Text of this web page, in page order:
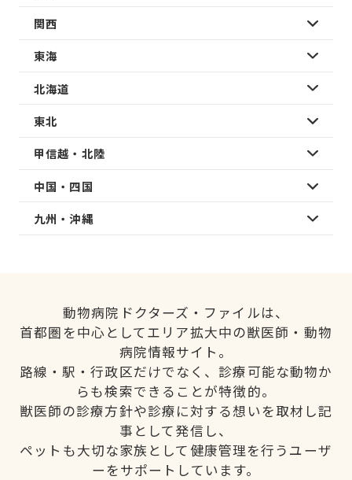
関西
東海
北海道
東北
甲信越・北陸
中国・四国
九州・沖縄
動物病院ドクターズ・ファイルは、
首都圏を中心としてエリア拡大中の獣医師・動物
病院情報サイト。
路線・駅・行政区だけでなく、診療可能な動物か
らも検索できることが特徴的。
獣医師の診療方針や診療に対する想いを取材し記
事として発信し、
ペットも大切な家族として健康管理を行うユーザ
ーをサポートしています。